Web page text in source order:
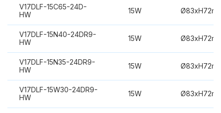
V17DLF-15C65-24D-
HW
15W
V17DLF-15N40-24DR9-
HW
15W
V17DLF-15N35-24DR9-
HW
15W
V17DLF-15W30-24DR9-
HW
15W